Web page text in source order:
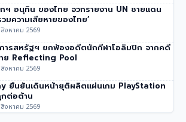
ฯ อนุทิน ของไทย จวกรายงาน UN ชายแดน
วมความเสียหายของไทย’
งหาคม 2569
ารสหรัฐฯ ยกฟ้องอดีตนักกีฬาโอลิมปิก จากคดี
ย Reflecting Pool
งหาคม 2569
ยืนยันเดินหน้ายุติผลิตแผ่นเกม PlayStation
ต่อต้าน
งหาคม 2569